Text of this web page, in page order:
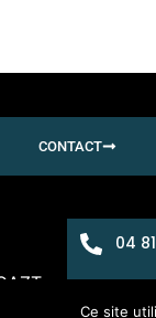
CONTACT
Tous droits
04 81
Ce site